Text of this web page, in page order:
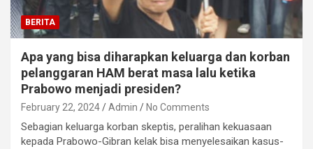
BERITA
Apa yang bisa diharapkan keluarga dan korban
pelanggaran HAM berat masa lalu ketika
Prabowo menjadi presiden?
February 22, 2024 Admin No Comments
Sebagian keluarga korban skeptis, peralihan kekuasaan
kepada Prabowo-Gibran kelak bisa menyelesaikan kasus-